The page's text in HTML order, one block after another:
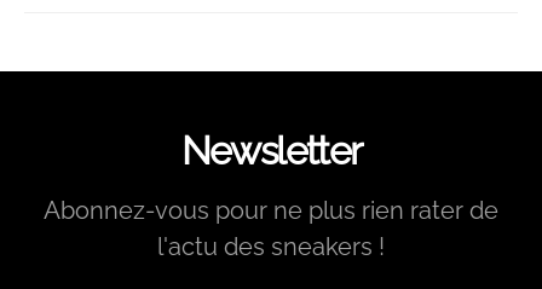
Newsletter
Abonnez-vous pour ne plus rien rater de
l'actu des sneakers !